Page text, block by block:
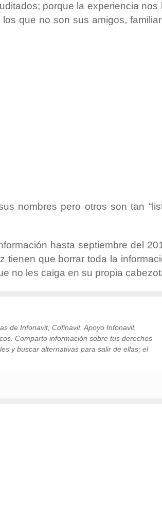
porque la experiencia nos
que no son sus amigos,
nombres pero otros son tan
hasta septiembre del
tienen que borrar toda la
no les caiga en su propia
de Infonavit, Cofinavit, Apoyo Infonavit,
Comparto información sobre tus derechos
y buscar alternativas para salir de ellas; el